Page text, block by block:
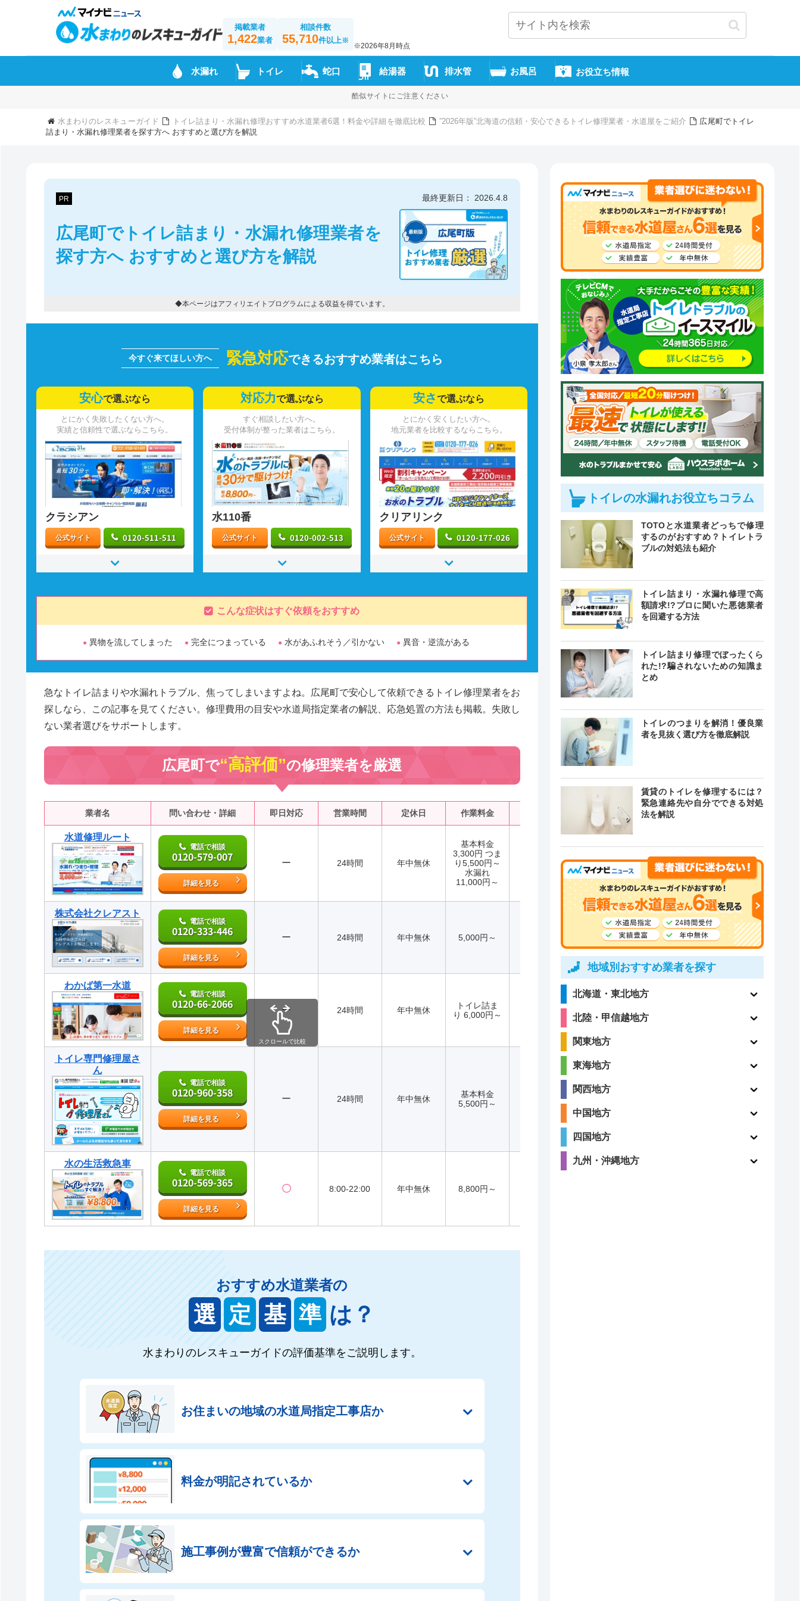
掲載業者
1,422業者
相談件数
55,710件以上※
※2026年8月時点
水漏れ トイレ 蛇口 給湯器 排水管 お風呂 お役立ち情報
酷似サイトにご注意ください
水まわりのレスキューガイド トイレ詰まり・水漏れ修理おすすめ水道業者6選！料金や詳細を徹底比較 ”2026年版”北海道の信頼・安心できるトイレ修理業者・水道屋をご紹介
広尾町でトイレ
詰まり・水漏れ修理業者を探す方へ おすすめと選び方を解説
PR
広尾町でトイレ詰まり・水漏れ修理業者を
探す方へ おすすめと選び方を解説
最終更新日： 2026.4.8
◆本ページはアフィリエイトプログラムによる収益を得ています。
緊急対応できるおすすめ業者はこちら
安心で選ぶなら
とにかく失敗したくない方へ。
実績と信頼性で選ぶならこちら。
クラシアン
公式サイト 0120-511-511
対応力で選ぶなら
すぐ相談したい方へ。
受付体制が整った業者はこちら。
水110番
公式サイト 0120-002-513
安さで選ぶなら
とにかく安くしたい方へ。
地元業者を比較するならこちら。
クリアリンク
公式サイト 0120-177-026
こんな症状はすぐ依頼をおすすめ
異物を流してしまった 完全につまっている 水があふれそう／引かない 異音・逆流がある
急なトイレ詰まりや水漏れトラブル、焦ってしまいますよね。広尾町で安心して依頼できるトイレ修理業者をお
探しなら、この記事を見てください。修理費用の目安や水道局指定業者の解説、応急処置の方法も掲載。失敗し
ない業者選びをサポートします。
広尾町で“高評価”の修理業者を厳選
業者名 問い合わせ・詳細 即日対応 営業時間 定休日 作業料金 クチコミ
水道修理ルート
電話で相談
0120-579-007
詳細を見る
ー 24時間 年中無休
基本料金
3,300円 つま
り5,500円～
水漏れ
11,000円～
（410件）
株式会社クレアスト
電話で相談
0120-333-446
詳細を見る
ー 24時間 年中無休 5,000円～
4.3
（76件）
わかば第一水道
電話で相談
0120-66-2066
詳細を見る
ー 24時間 年中無休
トイレ詰ま
り 6,000円～
トイレ専門修理屋さ
ん
電話で相談
0120-960-358
詳細を見る
ー 24時間 年中無休
基本料金
5,500円～
3.5
（13件）
水の生活救急車
電話で相談
0120-569-365
詳細を見る
〇 8:00-22:00 年中無休 8,800円～
スクロールで比較
おすすめ水道業者の
選 定 基 準 は？
水まわりのレスキューガイドの評価基準をご説明します。
お住まいの地域の水道局指定工事店か
料金が明記されているか
施工事例が豊富で信頼ができるか
トイレの水漏れお役立ちコラム
TOTOと水道業者どっちで修理
するのがおすすめ？トイレトラ
ブルの対処法も紹介
トイレ詰まり・水漏れ修理で高
額請求!?プロに聞いた悪徳業者
を回避する方法
トイレ詰まり修理でぼったくら
れた!?騙されないための知識ま
とめ
トイレのつまりを解消！優良業
者を見抜く選び方を徹底解説
賃貸のトイレを修理するには？
緊急連絡先や自分でできる対処
法を解説
地域別おすすめ業者を探す
北海道・東北地方
北陸・甲信越地方
関東地方
東海地方
関西地方
中国地方
四国地方
九州・沖縄地方